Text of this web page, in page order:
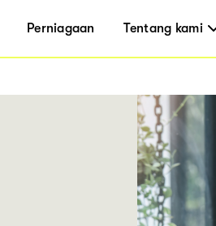
Perniagaan Tentang kami